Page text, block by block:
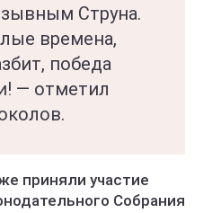
Струна.
времена,
победа
— отметил
приняли участие
Собрания